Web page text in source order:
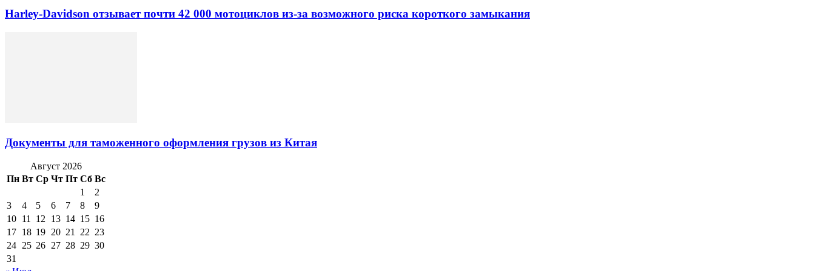
Harley-Davidson отзывает почти 42 000 мотоциклов из-за возможного риска короткого замыкания
Документы для таможенного оформления грузов из Китая
Август 2026
Пн Вт Ср Чт Пт Сб Вс
1
2
3
4 5 6 7 8
9
10 11 12 13 14 15 16
17 18 19 20 21 22 23
24 25 26 27 28 29 30
31